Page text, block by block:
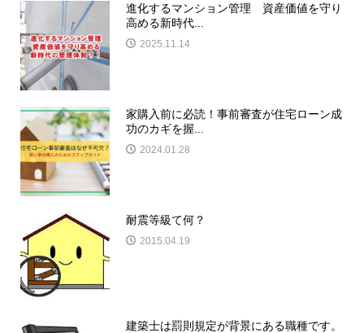
進化するマンション管理 資産価値を守り
高める新時代...
2025.11.14
家購入前に必読！事前審査が住宅ローン成
功のカギを握...
2024.01.28
耐震等級て何？
2015.04.19
建築士は罰則規定が背景にある職種です。